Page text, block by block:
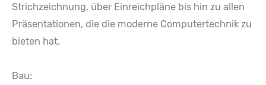
Strichzeichnung, über Einreichpläne bis hin zu allen
Präsentationen, die die moderne Computertechnik zu
bieten hat.
Bau: